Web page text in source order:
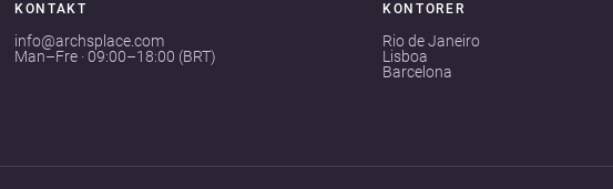
KONTAKT
info@archsplace.com
Man–Fre · 09:00–18:00 (BRT)
KONTORER
Rio de Janeiro
Lisboa
Barcelona